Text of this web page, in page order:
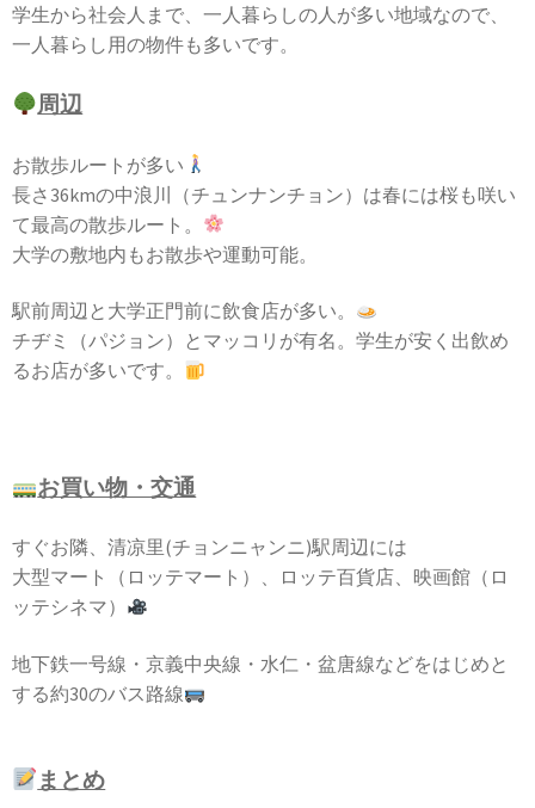
学生から社会人まで、一人暮らしの人が多い地域なので、
一人暮らし用の物件も多いです。
周辺
お散歩ルートが多い
長さ36kmの中浪川（チュンナンチョン）は春には桜も咲い
て最高の散歩ルート。
大学の敷地内もお散歩や運動可能。
駅前周辺と大学正門前に飲食店が多い。
チヂミ（パジョン）とマッコリが有名。学生が安く出飲め
るお店が多いです。
お買い物・交通
すぐお隣、清凉里(チョンニャンニ)駅周辺には
大型マート（ロッテマート）、ロッテ百貨店、映画館（ロ
ッテシネマ）
地下鉄一号線・京義中央線・水仁・盆唐線などをはじめと
する約30のバス路線
まとめ